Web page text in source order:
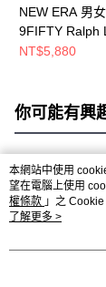
NEW ERA 男
9FIFTY Ralph
RL
NT$5,880
你可能有興
熱門標籤
本網站中使用
望在電腦上使用
權條款 」之
用條款之 Cookie
了解更多 >